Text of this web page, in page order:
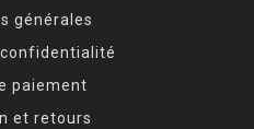
générales
paiement
et retours